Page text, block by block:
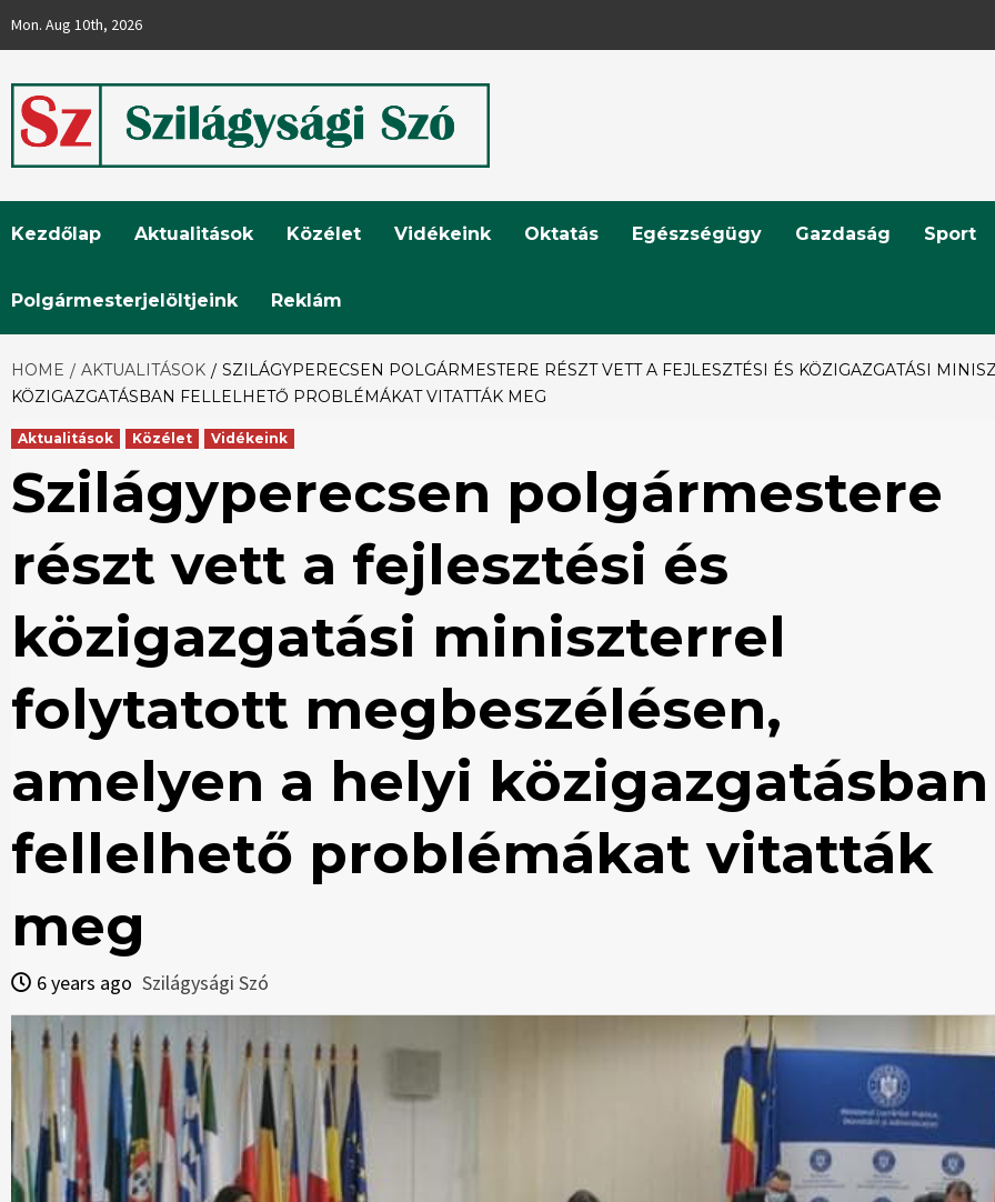
Mon. Aug 10th, 2026
Szilágysági
Szó
Kezdőlap Aktualitások Közélet Vidékeink Oktatás Egészségügy Gazdaság Sport
Polgármesterjelöltjeink Reklám
HOME AKTUALITÁSOK
SZILÁGYPERECSEN POLGÁRMESTERE RÉSZT VETT A FEJLESZTÉSI ÉS KÖZIGAZGATÁSI
KÖZIGAZGATÁSBAN FELLELHETŐ PROBLÉMÁKAT VITATTÁK MEG
Aktualitások Közélet Vidékeink
Szilágyperecsen polgármestere
részt vett a fejlesztési és
közigazgatási miniszterrel
folytatott megbeszélésen,
amelyen a helyi közigazgatásban
fellelhető problémákat vitatták
meg
6 years ago Szilágysági Szó